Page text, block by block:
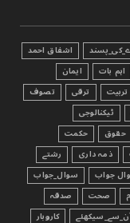
اشفاق احمد
اہم بات
ایمان
تربیت ترقی
تصوف
ٹیکنالوجی
حقوق
حکمت
ذمہ داری
رشتے
جواب
سوال_جواب
صحت
صدقہ
کاروبار